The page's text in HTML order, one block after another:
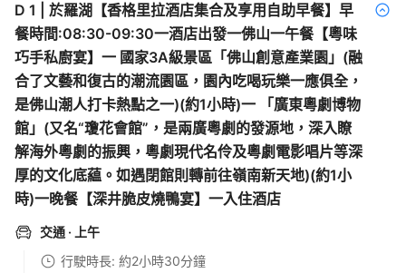
D 1
於羅湖【香格里拉酒店集合及享用自助早餐】早
餐時間:08:30-09:30一酒店出發一佛山一午餐【粵味
巧手私廚宴】一 國家3A級景區「佛山創意產業園」(融
合了文藝和復古的潮流園區，園內吃喝玩樂一應俱全，
是佛山潮人打卡熱點之一)(約1小時)一 「廣東粵劇博物
館」(又名“瓊花會館”，是兩廣粵劇的發源地，深入瞭
解海外粵劇的振興，粵劇現代名伶及粵劇電影唱片等深
厚的文化底藴。如遇閉館則轉前往嶺南新天地)(約1小
時)一晚餐【深井脆皮燒鴨宴】一入住酒店
交通 · 上午
行駛時長: 約2小時30分鐘